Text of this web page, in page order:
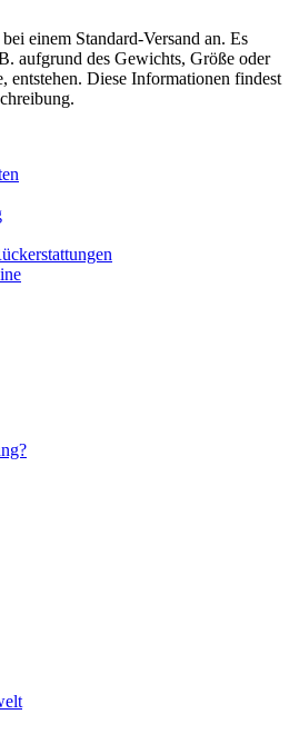
einem Standard-Versand an. Es
aufgrund des Gewichts, Größe oder
entstehen. Diese Informationen findest